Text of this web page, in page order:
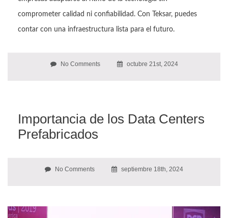
comprometer calidad ni confiabilidad. Con Teksar, puedes
contar con una infraestructura lista para el futuro.
No Comments octubre 21st, 2024
Importancia de los Data Centers
Prefabricados
No Comments septiembre 18th, 2024